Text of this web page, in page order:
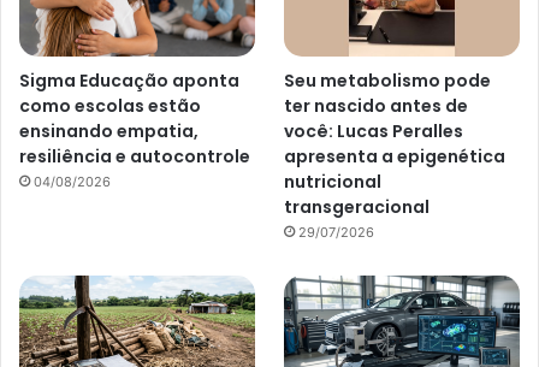
Sigma Educação aponta
como escolas estão
ensinando empatia,
resiliência e autocontrole
04/08/2026
Seu metabolismo pode
ter nascido antes de
você: Lucas Peralles
apresenta a epigenética
nutricional
transgeracional
29/07/2026